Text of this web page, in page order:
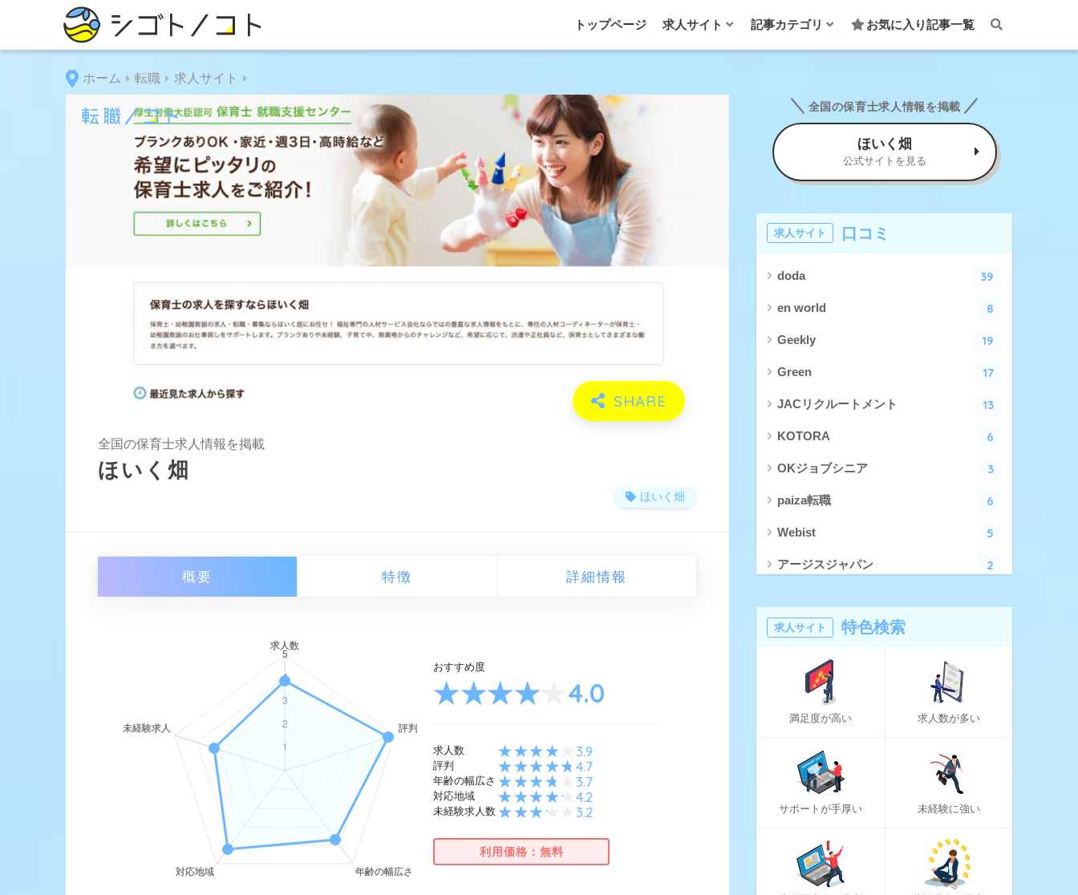
トップページ 求人サイト 記事カテゴリ お気に入り記事一覧
ホーム 転職 求人サイト
全国の保育士求人情報を掲載
ほいく畑
ほいく畑
概要 特徴 詳細情報
おすすめ度
4.0
求人数 3.9
評判 4.7
年齢の幅広さ 3.7
対応地域 4.2
未経験求人数 3.2
利用価格：無料
全国の保育士求人情報を掲載
ほいく畑
公式サイトを見る
求人サイト 口コミ
doda 39
en world 8
Geekly 19
Green 17
JACリクルートメント 13
KOTORA 6
OKジョブシニア 3
paiza転職 6
Webist 5
アージスジャパン 2
エン転職
クリーデンス
とらばーゆ
パソナキャリア
はたらいく
ハタラクティブ
ほいく畑
マイナビエージェント
求人サイト 特色検索
満足度が高い 求人数が多い
サポートが手厚い 未経験に強い